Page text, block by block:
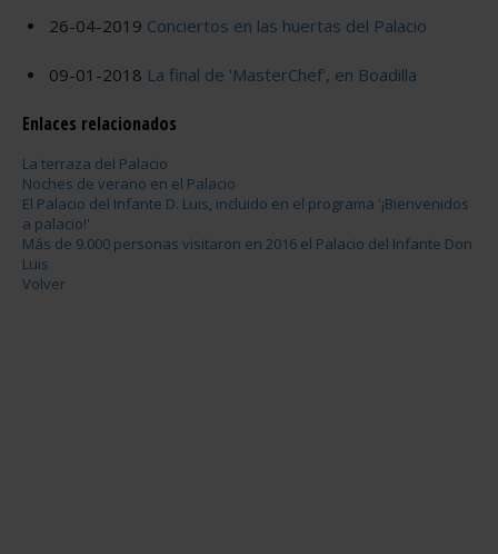
26-04-2019 Conciertos en las huertas del Palacio
09-01-2018 La final de 'MasterChef', en Boadilla
Enlaces relacionados
La terraza del Palacio
Noches de verano en el Palacio
El Palacio del Infante D. Luis, incluido en el programa '¡Bienvenidos
a palacio!'
Más de 9.000 personas visitaron en 2016 el Palacio del Infante Don
Luis
Volver